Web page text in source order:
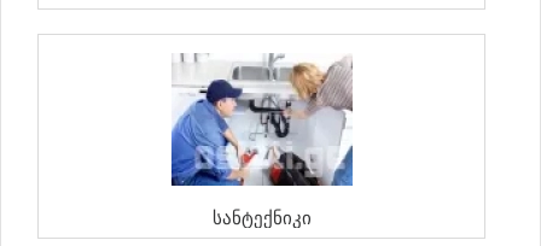
Სანტექნიკი